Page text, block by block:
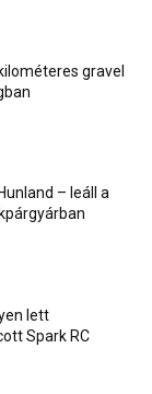
gravel
– leáll a
lett
Spark RC